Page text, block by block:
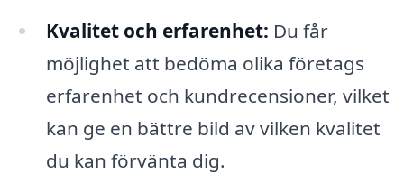
Kvalitet och erfarenhet: Du får
möjlighet att bedöma olika företags
erfarenhet och kundrecensioner, vilket
kan ge en bättre bild av vilken kvalitet
du kan förvänta dig.